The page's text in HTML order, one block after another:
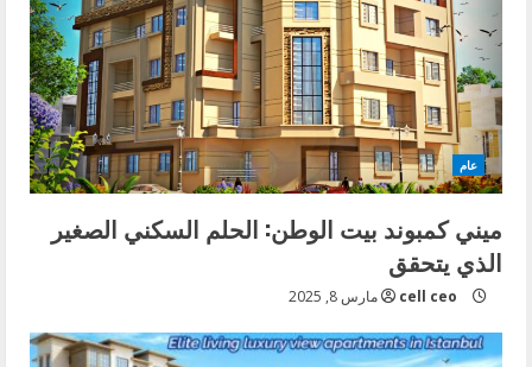
e
a
d
i
n
g
عام
ميني كمبوند بيت الوطن: الحلم السكني الصغير
الذي يتحقق
cell ceo مارس 8, 2025